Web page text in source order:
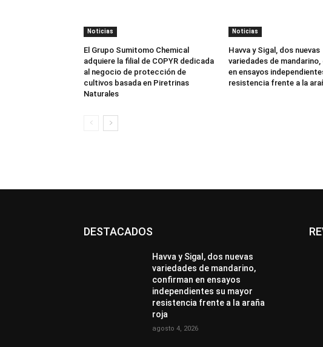
Noticias
El Grupo Sumitomo Chemical
adquiere la filial de COPYR dedicada
al negocio de protección de
cultivos basada en Piretrinas
Naturales
Noticias
Havva y Sigal, dos nuevas
variedades de
en ensayos
resistencia frente a la
DESTACADOS
Havva y Sigal, dos nuevas
variedades de mandarino,
confirman en ensayos
independientes su mayor
resistencia frente a la araña
roja
agosto 4, 2026